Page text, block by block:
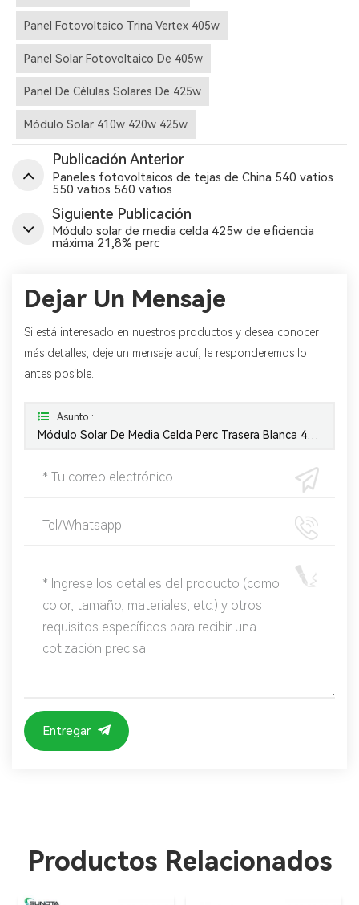
Panel Fotovoltaico Trina Vertex 405w
Panel Solar Fotovoltaico De 405w
Panel De Células Solares De 425w
Módulo Solar 410w 420w 425w
Publicación Anterior
Paneles fotovoltaicos de tejas de China 540 vatios
550 vatios 560 vatios
Siguiente Publicación
Módulo solar de media celda 425w de eficiencia
máxima 21,8% perc
Dejar Un Mensaje
Si está interesado en nuestros productos y desea conocer
más detalles, deje un mensaje aquí, le responderemos lo
antes posible.
Asunto :
Entregar
Productos Relacionados